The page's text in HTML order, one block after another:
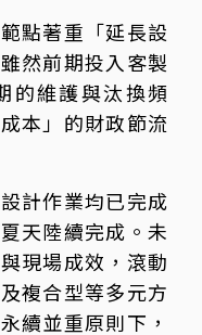
點著重「延長設
然前期投入客製
的維護與汰換頻
本」的財政節流
計作業均已完成
天陸續完成。未
現場成效，滾動
複合型等多元方
續並重原則下，